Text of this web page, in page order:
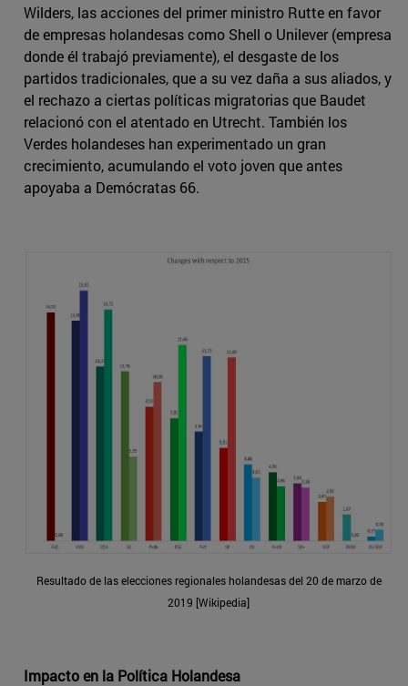
Wilders, las acciones del primer ministro Rutte en favor
de empresas holandesas como Shell o Unilever (empresa
donde él trabajó previamente), el desgaste de los
partidos tradicionales, que a su vez daña a sus aliados, y
el rechazo a ciertas políticas migratorias que Baudet
relacionó con el atentado en Utrecht. También los
Verdes holandeses han experimentado un gran
crecimiento, acumulando el voto joven que antes
apoyaba a Demócratas 66.
Resultado de las elecciones regionales holandesas del 20 de marzo de
2019 [Wikipedia]
Impacto en la Política Holandesa